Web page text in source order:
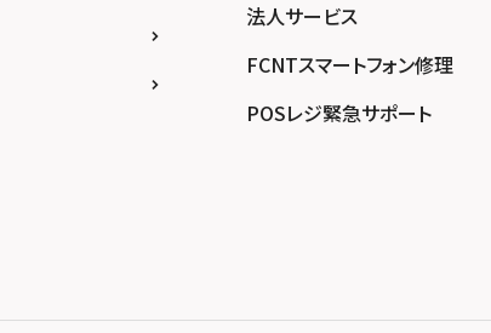
法人サービス
FCNTスマートフォン修理
POSレジ緊急サポート